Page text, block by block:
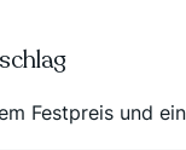
Festpreis und